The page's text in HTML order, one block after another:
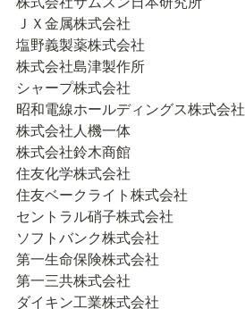
ＪＸ金属株式会社
塩野義製薬株式会社
株式会社島津製作所
シャープ株式会社
昭和電線ホールディングス株式会社
株式会社人機一体
株式会社鈴木商館
住友化学株式会社
住友ベークライト株式会社
セントラル硝子株式会社
ソフトバンク株式会社
第一生命保険株式会社
第一三共株式会社
ダイキン工業株式会社